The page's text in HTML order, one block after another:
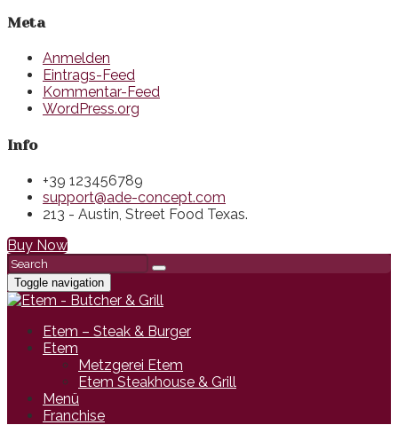
Meta
Anmelden
Eintrags-Feed
Kommentar-Feed
WordPress.org
Info
+39 123456789
support@ade-concept.com
213 - Austin, Street Food Texas.
Buy Now
Toggle navigation
Etem – Steak & Burger
Etem
Metzgerei Etem
Etem Steakhouse & Grill
Menü
Franchise